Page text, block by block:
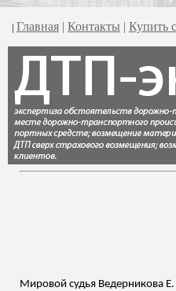
| Главная | Контакты | Купить
Мировой судья Ведерникова